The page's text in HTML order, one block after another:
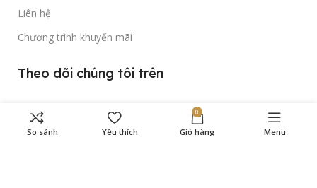
Liên hệ
Chương trình khuyến mãi
Theo dõi chúng tôi trên
Bản quyền thuộc về Gold Time Watch © 2023.
So sánh Yêu thích
0
Giỏ hàng Menu